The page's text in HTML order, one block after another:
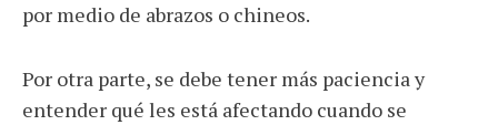
por medio de abrazos o chineos.
Por otra parte, se debe tener más paciencia y
entender qué les está afectando cuando se